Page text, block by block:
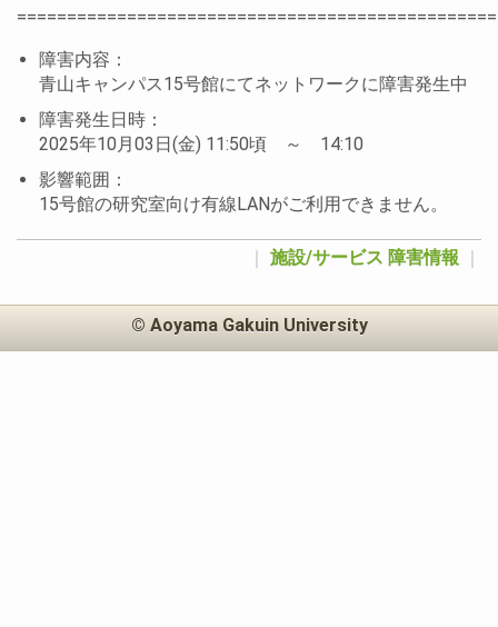
障害内容：
青山キャンパス15号館にてネットワークに障害発生中
障害発生日時：
2025年10月03日(金) 11:50頃 ～ 14:10
影響範囲：
15号館の研究室向け有線LANがご利用できません。
施設/サービス 障害情報
© Aoyama Gakuin University